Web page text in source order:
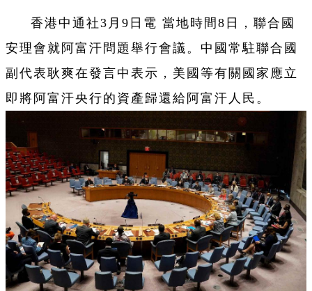
香港中通社3月9日電 當地時間8日，聯合國
安理會就阿富汗問題舉行會議。中國常駐聯合國
副代表耿爽在發言中表示，美國等有關國家應立
即將阿富汗央行的資產歸還給阿富汗人民。